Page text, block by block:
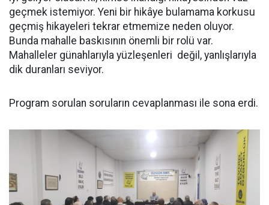
geçmek istemiyor. Yeni bir hikâye bulamama korkusu
geçmiş hikayeleri tekrar etmemize neden oluyor.
Bunda mahalle baskısının önemli bir rolü var.
Mahalleler günahlarıyla yüzleşenleri değil, yanlışlarıyla
dik duranları seviyor.
Program sorulan soruların cevaplanması ile sona erdi.